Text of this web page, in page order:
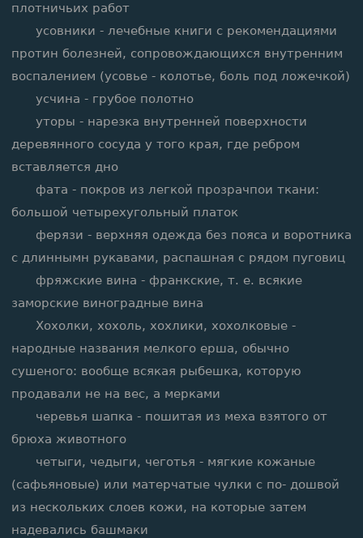
плотничьих работ
усовники - лечебные книги с рекомендациями
протин болезней, сопровождающихся внутренним
воспалением (усовье - колотье, боль под ложечкой)
усчина - грубое полотно
уторы - нарезка внутренней поверхности
деревянного сосуда у того края, где ребром
вставляется дно
фата - покров из легкой прозрачпои ткани:
большой четырехугольный платок
ферязи - верхняя одежда без пояса и воротника
с длиннымн рукавами, распашная с рядом пуговиц
фряжские вина - франкские, т. е. всякие
заморские виноградные вина
Хохолки, хохоль, хохлики, хохолковые -
народные названия мелкого ерша, обычно
сушеного: вообще всякая рыбешка, которую
продавали не на вес, а мерками
черевья шапка - пошитая из меха взятого от
брюха животного
четыги, чедыги, чеготья - мягкие кожаные
(сафьяновые) или матерчатые чулки с по- дошвой
из нескольких слоев кожи, на которые затем
надевались башмаки